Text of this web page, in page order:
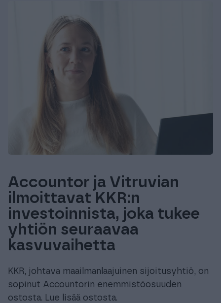
Accountor ja Vitruvian
ilmoittavat KKR:n
investoinnista, joka tukee
yhtiön seuraavaa
kasvuvaihetta
KKR, johtava maailmanlaajuinen sijoitusyhtiö, on
sopinut Accountorin enemmistöosuuden
ostosta. Lue lisää ostosta.